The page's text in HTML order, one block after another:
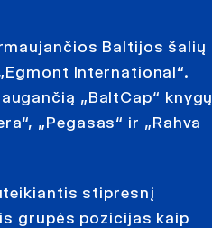
Baltijos šalių
International“.
„BaltCap“ knygų
„Pegasas“ ir „Rahva
stipresnį
grupės pozicijas kaip